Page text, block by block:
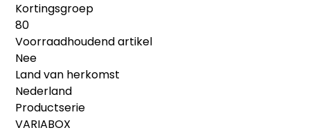
Kortingsgroep
80
Voorraadhoudend artikel
Nee
Land van herkomst
Nederland
Productserie
VARIABOX